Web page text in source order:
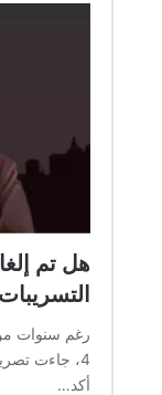
4، جاءت
أكد…